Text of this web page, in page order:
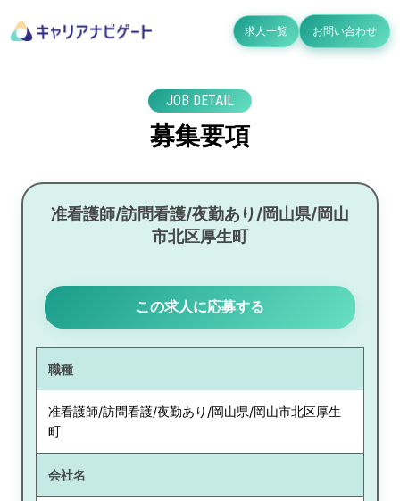
求人一覧 お問い合わせ
JOB DETAIL
募集要項
准看護師/訪問看護/夜勤あり/岡山県/岡山
市北区厚生町
この求人に応募する
職種
准看護師/訪問看護/夜勤あり/岡山県/岡山市北区厚生
町
会社名